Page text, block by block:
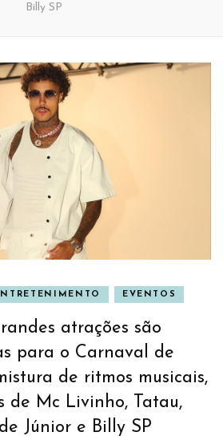
Billy SP
EVENTOS
atrações são
para o Carnaval de
de ritmos musicais,
de Mc Livinho, Tatau,
Júnior e Billy SP